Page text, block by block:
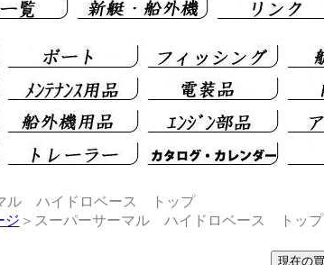
ル ハイドロベース トップ
ジ ＞スーパーサーマル ハイドロベース トップ